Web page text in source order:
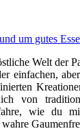
Welt der
einfachen,
von
wie du